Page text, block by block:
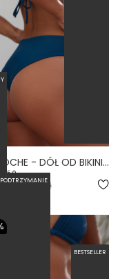
LINKI NOCHE - DÓŁ OD BIKINI WYSOKI STAN BRAZYLIANY NIEBIESKI
5.0
179,00 zł
BESTSELLER